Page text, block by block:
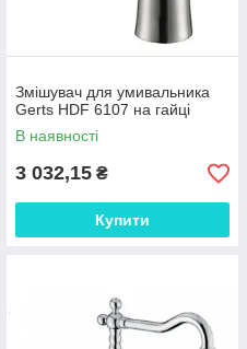
Змішувач для умивальника
Gerts HDF 6107 на гайці
В наявності
3 032,15 ₴
Купити